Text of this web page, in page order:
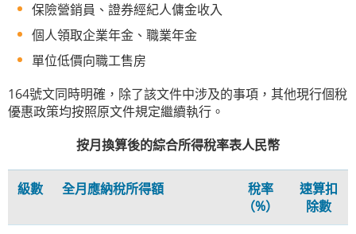
保險營銷員、證券經紀人傭金收入
個人領取企業年金、職業年金
單位低價向職工售房
164號文同時明確，除了該文件中涉及的事項，其他現行個稅
優惠政策均按照原文件規定繼續執行。
按月換算後的綜合所得稅率表人民幣
級數 全月應納稅所得額
稅率
（%）
速算扣
除數